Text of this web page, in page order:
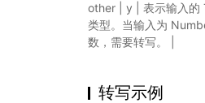
other | y | 表示输入的
类型。当输入为
数，需要转写。 |
转写示例